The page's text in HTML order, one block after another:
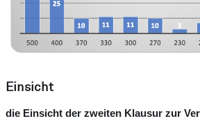
Einsicht
die Einsicht der zweiten Klausur zur